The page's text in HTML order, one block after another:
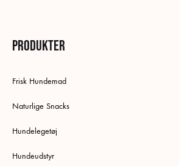
Produkter
Frisk Hundemad
Naturlige Snacks
Hundelegetøj
Hundeudstyr